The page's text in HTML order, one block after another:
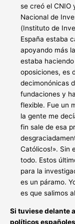
se creó el CNIO
Nacional de
(Instituto de
España estaba
apoyando más
estaba
oposiciones, es
decimonónicas
fundaciones y
flexible. Fue un
la gente me
fin sale de esa
Católicos!». Sin
todo. Estos
para la
es un páramo.
es que salimos
Si tuviese delante
políticos